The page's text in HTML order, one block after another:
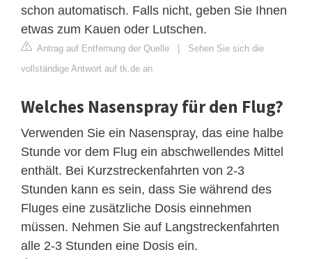
schon automatisch. Falls nicht, geben Sie Ihnen
etwas zum Kauen oder Lutschen.
Antrag auf Entfernung der Quelle
Sehen Sie sich die
vollständige Antwort auf tk.de an
Welches Nasenspray für den Flug?
Verwenden Sie ein Nasenspray, das eine halbe
Stunde vor dem Flug ein abschwellendes Mittel
enthält. Bei Kurzstreckenfahrten von 2-3
Stunden kann es sein, dass Sie während des
Fluges eine zusätzliche Dosis einnehmen
müssen. Nehmen Sie auf Langstreckenfahrten
alle 2-3 Stunden eine Dosis ein.